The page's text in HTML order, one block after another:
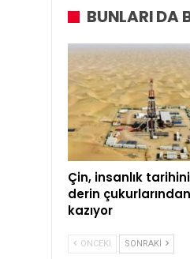
BUNLARI DA
Çin, insanlık
derin
kazıyor
ÖNCEKI SONRAKI